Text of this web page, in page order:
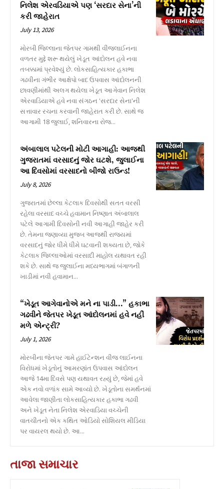
નિલેશ એરવડિયાએ પણ ‘સરદાર સેના’ની
કરી જાહેરાત
July 13, 2026
મોરબી જિલ્લાના જેતપર ગામથી વીજલાઈનના
વળતર મુદ્દે શરૂ થયેલું ખેડૂત આંદોલન હવે નવા
તબક્કામાં પ્રવેશ્યું છે. લોકસાહિત્યકાર હકાભા
ગઢવીના ગંભીર આક્ષેપો બાદ ઉપવાસ આંદોલનની
છાવણીમાંથી અલગ થયેલા ખેડૂત આગેવાન નિલેશ
એરવાડિયાએ હવે નવા સંગઠન 'સરદાર સેના'ની
સત્તાવાર રચના કરવાની જાહેરાત કરી છે. સાથે જ
આગામી 18 જુલાઈ, શનિવારના રોજ...
અંબાલાલ પટેલની મોટી આગાહી: આજથી
ગુજરાતમાં વરસાદનું જોર ઘટશે, જુલાઈના
આ દિવસોમાં વરસાદનો બીજો રાઉન્ડ!
July 8, 2026
ગુજરાતમાં છેલ્લા કેટલાક દિવસોથી સતત વરસી
રહેલા વરસાદ વચ્ચે હવામાન નિષ્ણાત અંબાલાલ
પટેલે આગામી દિવસોની નવી આગાહી જાહેર કરી
છે. તેમના જણાવ્યા મુજબ આજથી રાજ્યમાં
વરસાદનું જોર ધીમે ધીમે ઘટવાની શક્યતા છે, જોકે
કેટલાક જિલ્લાઓમાં વરસાદી માહોલ યથાવત રહી
શકે છે. સાથે જ જુલાઈના મધ્યભાગમાં બંગાળની
ખાડીમાં નવી હવામાન...
“ખેડૂત આગેવાનોએ મને ના પાડી…” હકાભા
ગઢવીને જેતપર ખેડૂત આંદોલનમાં હવે નહીં
મળે એન્ટ્રી?
July 1, 2026
મોરબીના જેતપર ગામે હાઈટેન્શન વીજ લાઈનના
વિરોધમાં ખેડૂતોનું આમરણાંત ઉપવાસ આંદોલન
આજે 14મા દિવસે પણ યથાવત રહ્યું છે, જેમાં હવે
એક નવો વળાંક સામે આવ્યો છે. ખેડૂતોના સમર્થનમાં
આવેલા જાણીતા લોકસાહિત્યકાર હકાભા ગઢવી
અને ખેડૂત નેતા નિલેશ એરવાડિયા વચ્ચેની
વાતચીતનો એક કથિત ઓડિયો સોશિયલ મીડિયા
પર વાયરલ થયો છે. આ...
તાજા સમાચાર